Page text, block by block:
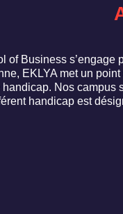
of Business s’engage
EKLYA met un
Nos campus
handicap est